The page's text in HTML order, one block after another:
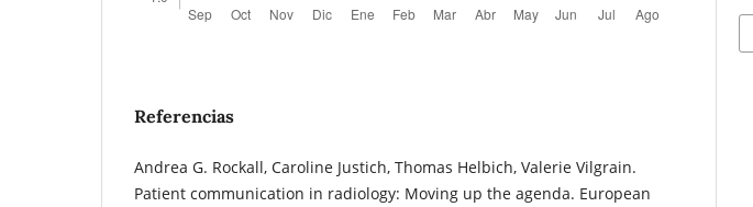
Referencias
Andrea G. Rockall, Caroline Justich, Thomas Helbich, Valerie Vilgrain.
Patient communication in radiology: Moving up the agenda. European